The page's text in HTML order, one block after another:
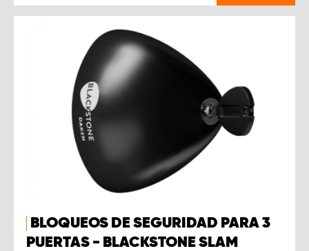
BLOQUEOS DE SEGURIDAD PARA 3
PUERTAS - BLACKSTONE SLAM